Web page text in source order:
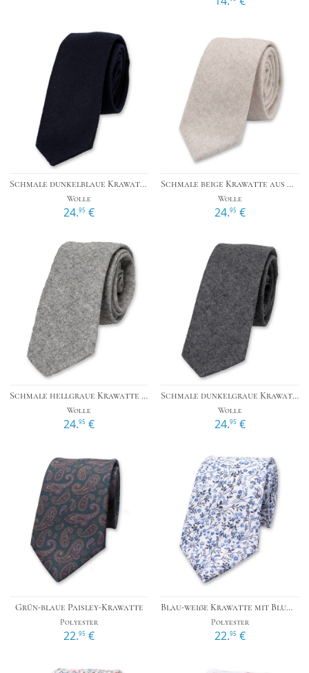
Schmale dunkelblaue Krawatte aus Wolle
Wolle
24.95 €
Schmale beige Krawatte aus Wolle
Wolle
24.95 €
Schmale hellgraue Krawatte aus Wolle
Wolle
24.95 €
Schmale dunkelgraue Krawatte aus Wolle
Wolle
24.95 €
Grün-blaue Paisley-Krawatte
Polyester
22.95 €
Blau-weiße Krawatte mit Blumenmuster
Polyester
22.95 €